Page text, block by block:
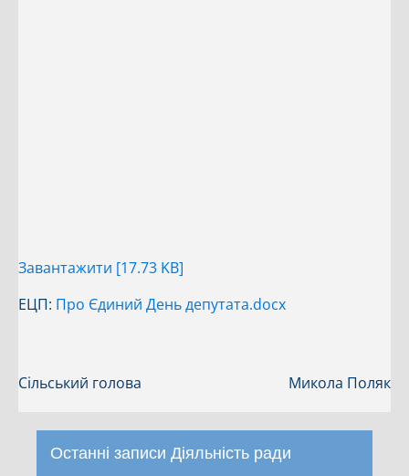
Завантажити [17.73 KB]
ЕЦП: Про Єдиний День депутата.docx
Сільський голова Микола Поляк
Останні записи Діяльність ради